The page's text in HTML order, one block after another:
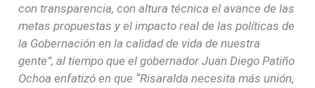
con transparencia, con altura técnica el avance de las
metas propuestas y el impacto real de las políticas de
la Gobernación en la calidad de vida de nuestra
gente”, al tiempo que el gobernador Juan Diego Patiño
Ochoa enfatizó en que “Risaralda necesita más unión,